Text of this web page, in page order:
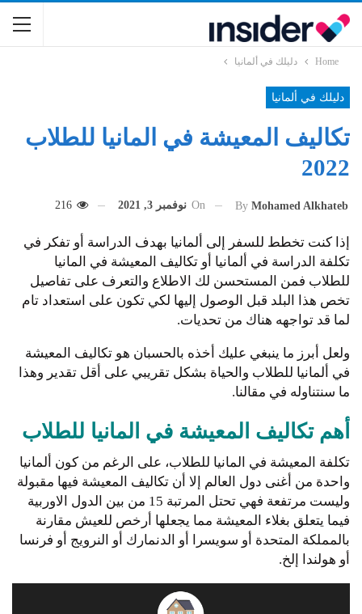
Home دليلك في ألمانيا
دليلك في ألمانيا
تكاليف المعيشة في المانيا للطلاب
2022
By Mohamed Alkhateb
On نوفمبر 3, 2021
إذا كنت تخطط للسفر إلى ألمانيا بهدف الدراسة أو تفكر في
تكلفة الدراسة في ألمانيا أو تكاليف المعيشة في المانيا
للطلاب فمن المستحسن لك الاطلاع والتعرف على تفاصيل
تخص هذا البلد قبل الوصول إليها لكي تكون على استعداد تام
لما قد تواجهه هناك من تحديات.
ولعل أبرز ما ينبغي عليك أخذه بالحسبان هو تكاليف المعيشة
في ألمانيا للطلاب والحياة بشكل تقريبي على أقل تقدير وهذا
ما سنتناوله في مقالنا.
أهم تكاليف المعيشة في المانيا للطلاب
تكلفة المعيشة في المانيا للطلاب، على الرغم من كون ألمانيا
واحدة من أغنى دول العالم إلا أن تكاليف المعيشة فيها مقبولة
وليست مرتفعة فهي تحتل المرتبة 15 من بين الدول الاوربية
فيما يتعلق بغلاء المعيشة مما يجعلها أرخص للعيش مقارنة
بالمملكة المتحدة أو سويسرا أو الدنمارك أو النرويج أو فرنسا
أو هولندا إلخ.